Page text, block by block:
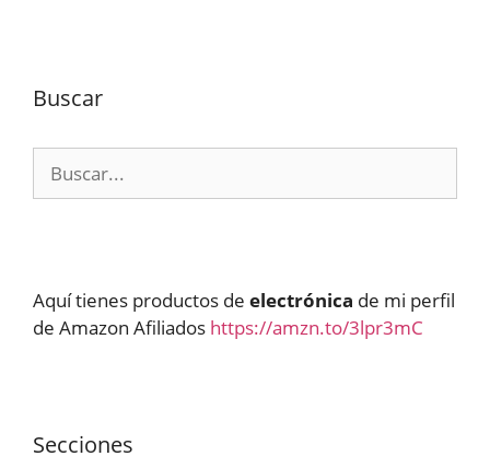
Buscar
Aquí tienes productos de electrónica de mi perfil
de Amazon Afiliados https://amzn.to/3lpr3mC
Secciones